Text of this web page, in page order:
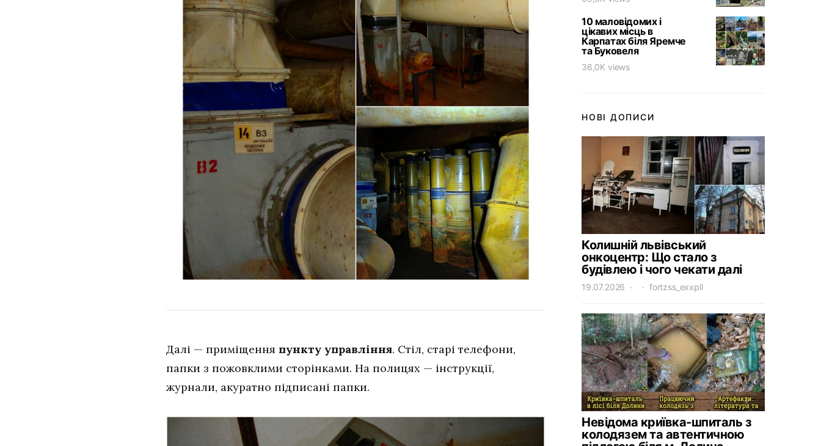
Далі — приміщення пункту управління. Стіл, старі телефони,
папки з пожовклими сторінками. На полицях — інструкції,
журнали, акуратно підписані папки.
10 маловідомих і
цікавих місць в
Карпатах біля Яремче
та Буковеля
36,0K views
НОВІ ДОПИСИ
Колишній львівський
онкоцентр: Що стало з
будівлею і чого чекати далі
19.07.2026 fortzss_exxpll
Невідома криївка-шпиталь з
колодязем та автентичною